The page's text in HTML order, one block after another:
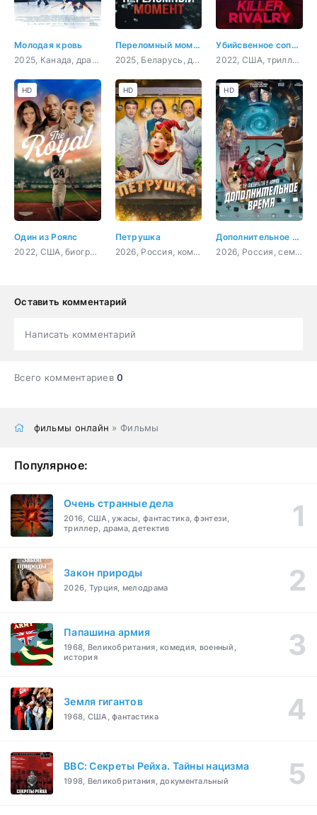
Молодая кровь
2025, Канада, драма, мелодрама, спорт
Переломный момент
2025, Беларусь, драма, спорт
Убийсвенное соперничество
2022, США, триллер, детектив
Один из Роялс
2022, США, биография, спорт
HD
Петрушка
2026, Россия, комедия
HD
Дополнительное время
2026, Россия, семейный, приключения, спорт, фантастика
HD
Оставить комментарий
Написать комментарий
Всего комментариев0
фильмы онлайн » Фильмы
Популярное:
Очень странные дела
2016, США, ужасы, фантастика, фэнтези,
триллер, драма, детектив
Закон природы
2026, Турция, мелодрама
Папашина армия
1968, Великобритания, комедия, военный,
история
Земля гигантов
1968, США, фантастика
BBC: Секреты Рейха. Тайны нацизма
1998, Великобритания, документальный